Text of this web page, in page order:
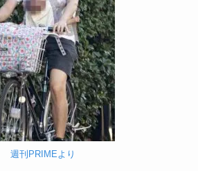
週刊PRIMEより